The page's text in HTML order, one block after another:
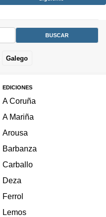
Galego
EDICIONES
A Coruña
A Mariña
Arousa
Barbanza
Carballo
Deza
Ferrol
Lemos